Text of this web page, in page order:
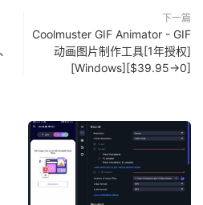
下一篇
Coolmuster GIF Animator - GIF
动画图片制作工具[1年授权]
[Windows][$39.95→0]